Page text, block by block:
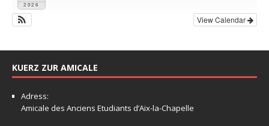
2026
View Calendar
KUERZ ZUR AMICALE
Adress:
Amicale des Anciens Etudiants d’Aix-la-Chapelle